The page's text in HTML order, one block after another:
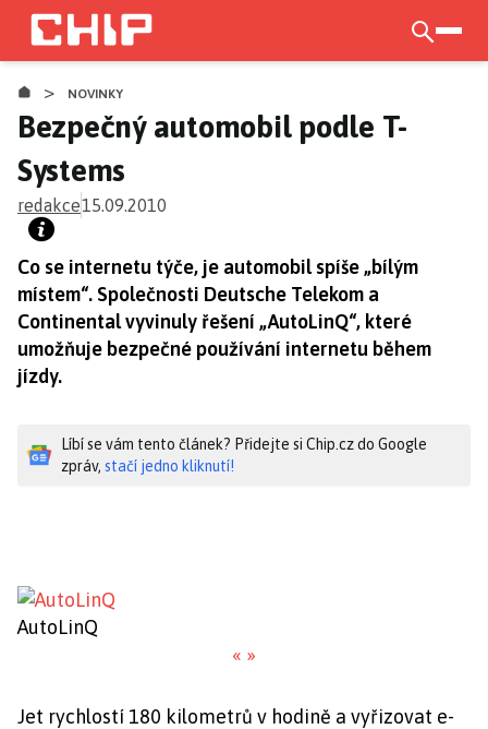
Přejít
hlavnímu
obsahu
> NOVINKY
Bezpečný automobil podle T-
Systems
redakce15.09.2010
Co se internetu týče, je automobil spíše „bílým
místem“. Společnosti Deutsche Telekom a
Continental vyvinuly řešení „AutoLinQ“, které
umožňuje bezpečné používání internetu během
jízdy.
Líbí se vám tento článek? Přidejte si Chip.cz do Google
zpráv, stačí jedno kliknutí!
AutoLinQ
« »
Jet rychlostí 180 kilometrů v hodině a vyřizovat e-